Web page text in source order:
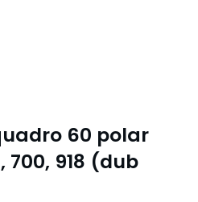
60 polar
700, 918 (dub